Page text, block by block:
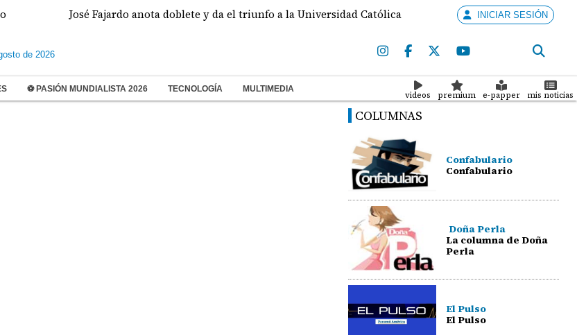
José Fajardo anota doblete y da el triunfo a la Universidad Católica Condenan a 104 años
INICIAR SESIÓN
de 2026
⚽ PASIÓN MUNDIALISTA 2026 TECNOLOGÍA MULTIMEDIA
videos premium e-papper mis noticias
COLUMNAS
Confabulario
Confabulario
Doña Perla
La columna de Doña
Perla
El Pulso
El Pulso